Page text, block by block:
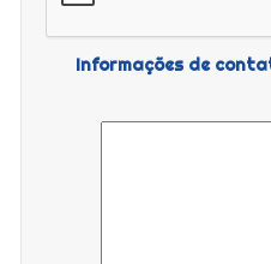
Informações de